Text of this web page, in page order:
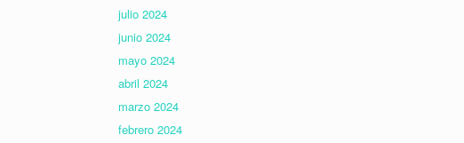
julio 2024
junio 2024
mayo 2024
abril 2024
marzo 2024
febrero 2024